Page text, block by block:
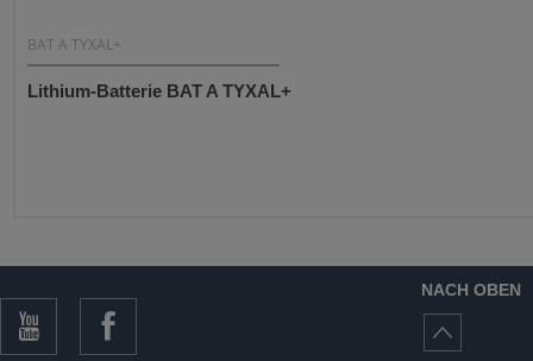
BAT A TYXAL+
Lithium-Batterie BAT A TYXAL+
NACH OBEN